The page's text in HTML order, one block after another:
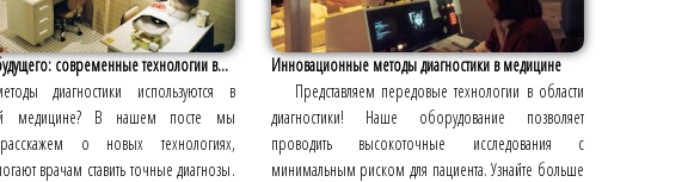
современные технологии в...
диагностики используются в
медицине? В нашем посте мы
о новых технологиях,
врачам ставить точные диагнозы.
Инновационные методы диагностики в медицине
Представляем передовые технологии в области
диагностики! Наше оборудование позволяет
проводить высокоточные исследования с
минимальным риском для пациента. Узнайте больше